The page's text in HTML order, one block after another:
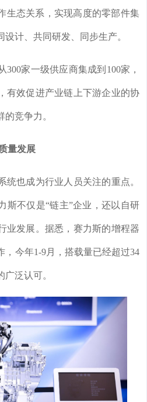
生态关系，实现高度的零部件集
计、共同研发、同步生产。
300家一级供应商集成到100家，
有效促进产业链上下游企业的协
竞争力。
量发展
统也成为行业人员关注的重点。
斯不仅是“链主”企业，还以自研
业发展。据悉，赛力斯的增程器
，今年1-9月，搭载量已经超过34
泛认可。